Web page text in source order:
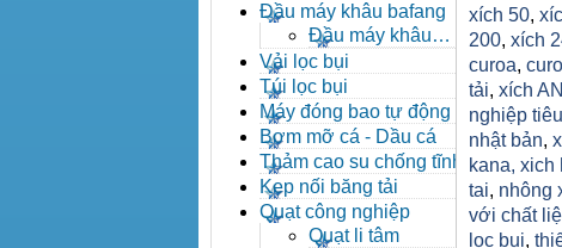
Đầu máy khâu bafang
Đầu máy khâu
Bafang
Vải lọc bụi
Túi lọc bụi
Máy đóng bao tự động
Bơm mỡ cá - Dầu cá
Thảm cao su chống tĩnh
điện
Kẹp nối băng tải
Quạt công nghiệp
Quạt li tâm
xích 50,
200, xích
curoa,
tải, xích
nghiệp
nhật bản,
kana, xich
tai, nhông
với chất
lọc bụi,